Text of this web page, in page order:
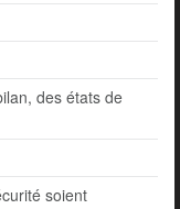
des états de
soient